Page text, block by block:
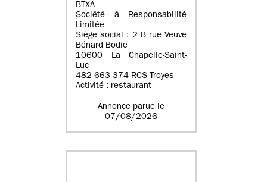
BTXA
Société à Responsabilité
Limitée
Siège social : 2 B rue Veuve
Bénard Bodie
10600 La Chapelle-Saint-
Luc
482 663 374 RCS Troyes
Activité : restaurant
Annonce parue le
07/08/2026